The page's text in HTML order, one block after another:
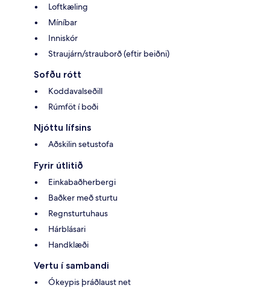
Loftkæling
Míníbar
Inniskór
Straujárn/strauborð (eftir beiðni)
Sofðu rótt
Koddavalseðill
Rúmföt í boði
Njóttu lífsins
Aðskilin setustofa
Fyrir útlitið
Einkabaðherbergi
Baðker með sturtu
Regnsturtuhaus
Hárblásari
Handklæði
Vertu í sambandi
Ókeypis þráðlaust net